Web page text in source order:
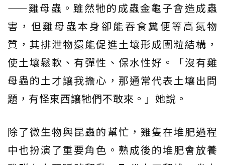
——雞母蟲。雖然牠的成蟲金龜子會造成蟲
害，但雞母蟲本身卻能吞食糞便等高氮物
質，其排泄物還能促進土壤形成團粒結構，
使土壤鬆軟、有彈性、保水性好。「沒有雞
母蟲的土才讓我擔心，那通常代表土壤出問
題，有怪東西讓牠們不敢來。」她說。
除了微生物與昆蟲的幫忙，雞隻在堆肥過程
中也扮演了重要角色。熟成後的堆肥會放養